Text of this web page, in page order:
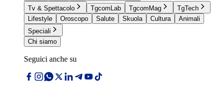
Tv & Spettacolo
TgcomLab TgcomMag
TgTech
Lifestyle
Oroscopo Salute Skuola Cultura
Animali
Speciali
Chi siamo
Seguici anche su